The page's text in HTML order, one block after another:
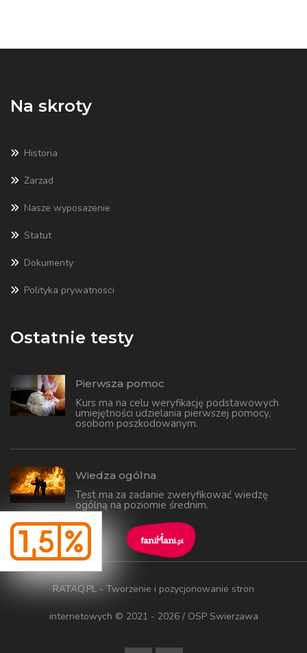
Na skroty
Historia
Zarzad
Nasze wyposazenie
Statut
Dokumenty
Polityka prywatnosci
Ostatnie testy
Pierwsza pomoc
Kurs ma na celu weryfikację podstawowych
umiejętności udzielania pierwszej pomocy,
osobom poszkodowanym.
Wiedza ogólna
Test ma za zadanie zweryfikować wiedzę
ogólną na poziomie średnim.
RATAQ.PL - Tworzenie i pozycjonowanie stron
internetowych © 2021 - 2026 / OSP Swierzawa